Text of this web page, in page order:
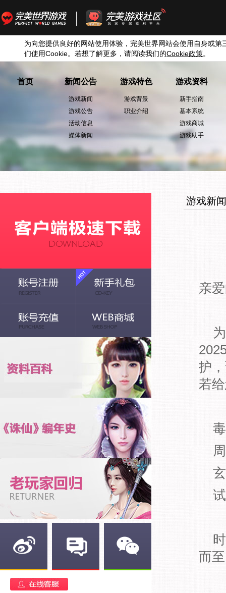
为向您提供良好的网站使用体验，完美世界网站会使用自身或第
们使用Cookie。若想了解更多，请阅读我们的Cookie政策。
首页 新闻公告
游戏新闻
游戏公告
活动信息
媒体新闻
游戏特色
游戏背景
职业介绍
游戏资料
新手指南
基本系统
游戏商城
游戏助手
游戏新闻
亲
为
护
若
而